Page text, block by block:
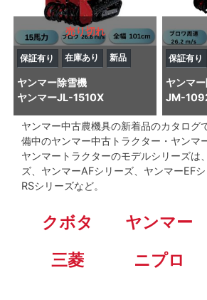
売り切れ
保証有り 在庫あり 新品
ヤンマー除雪機
ヤンマーJL-1510X
保証有り
ヤンマー
JM-
ヤンマー中古農機具の新着品のカタログ
備中のヤンマー中古トラクター・ヤンマ
ヤンマートラクターのモデルシリーズは
ズ、ヤンマーAFシリーズ、ヤンマーEF
RSシリーズなど。
クボタ ヤンマー
三菱
ニプロ